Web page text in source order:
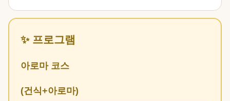
✨ 프로그램
아로마 코스
(건식+아로마)